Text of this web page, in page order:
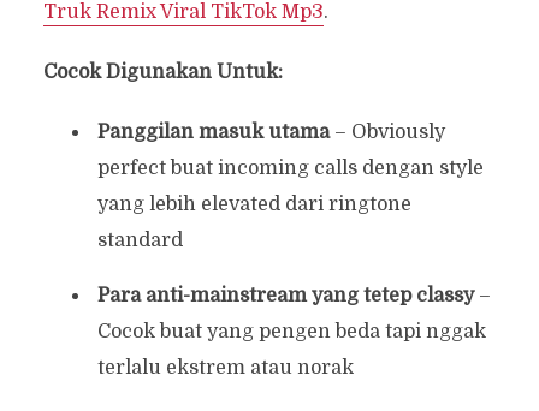
Truk Remix Viral TikTok Mp3.
Cocok Digunakan Untuk:
Panggilan masuk utama– Obviously
perfect buat incoming calls dengan style
yang lebih elevated dari ringtone
standard
Para anti-mainstream yang tetep classy–
Cocok buat yang pengen beda tapi nggak
terlalu ekstrem atau norak